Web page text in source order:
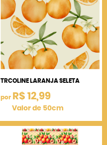
TRCOLINE LARANJA SELETA
por R$ 12,99
Valor de 50cm